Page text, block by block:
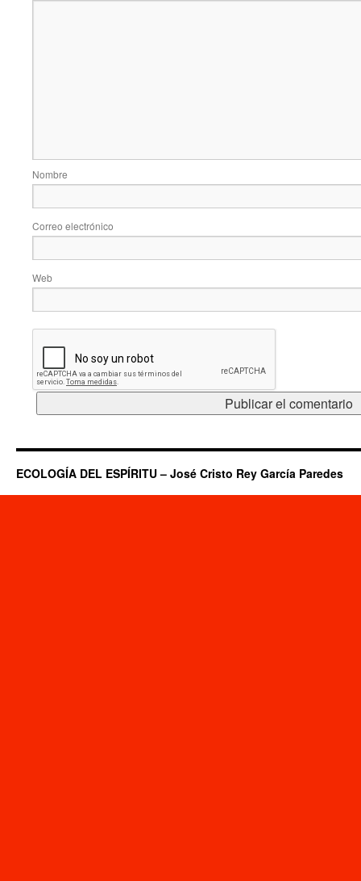
Nombre
Correo electrónico
Web
ECOLOGÍA DEL ESPÍRITU – José Cristo Rey García Paredes